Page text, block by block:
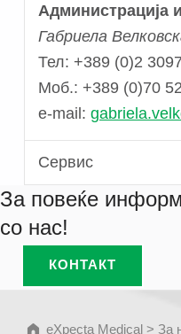
Администрација
Габриела
Тел: +389 (0)2
Моб.: +389 (0)70
e-mail:
Сервис
За повеќе
со нас!
КОНТАКТ
Skip back to main navigation
eXpecta Medical > За